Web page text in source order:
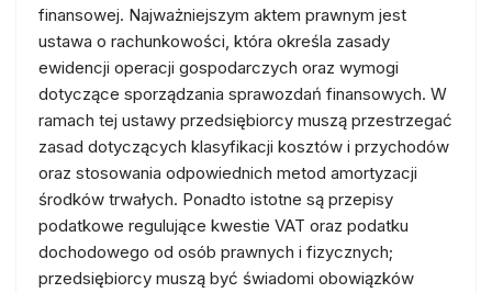
finansowej. Najważniejszym aktem prawnym jest
ustawa o rachunkowości, która określa zasady
ewidencji operacji gospodarczych oraz wymogi
dotyczące sporządzania sprawozdań finansowych. W
ramach tej ustawy przedsiębiorcy muszą przestrzegać
zasad dotyczących klasyfikacji kosztów i przychodów
oraz stosowania odpowiednich metod amortyzacji
środków trwałych. Ponadto istotne są przepisy
podatkowe regulujące kwestie VAT oraz podatku
dochodowego od osób prawnych i fizycznych;
przedsiębiorcy muszą być świadomi obowiązków